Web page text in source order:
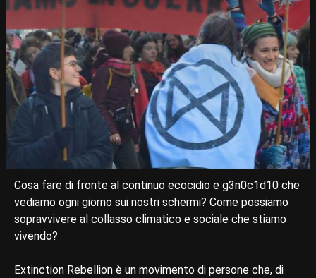
Cosa fare di fronte al continuo ecocidio e g3n0c1d10 che
vediamo ogni giorno sui nostri schermi? Come possiamo
sopravvivere al collasso climatico e sociale che stiamo
vivendo?
Extinction Rebellion è un movimento di persone che, di